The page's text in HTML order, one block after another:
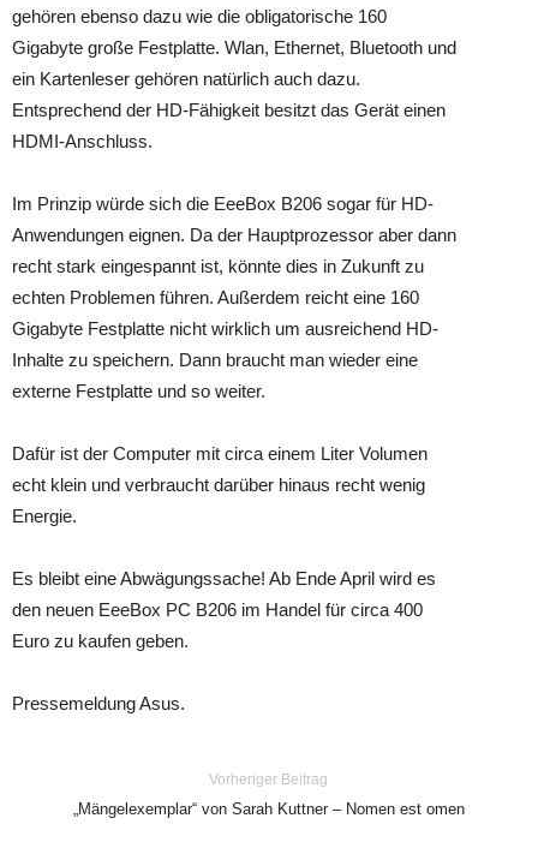
gehören ebenso dazu wie die obligatorische 160
Gigabyte große Festplatte. Wlan, Ethernet, Bluetooth und
ein Kartenleser gehören natürlich auch dazu.
Entsprechend der HD-Fähigkeit besitzt das Gerät einen
HDMI-Anschluss.
Im Prinzip würde sich die EeeBox B206 sogar für HD-
Anwendungen eignen. Da der Hauptprozessor aber dann
recht stark eingespannt ist, könnte dies in Zukunft zu
echten Problemen führen. Außerdem reicht eine 160
Gigabyte Festplatte nicht wirklich um ausreichend HD-
Inhalte zu speichern. Dann braucht man wieder eine
externe Festplatte und so weiter.
Dafür ist der Computer mit circa einem Liter Volumen
echt klein und verbraucht darüber hinaus recht wenig
Energie.
Es bleibt eine Abwägungssache! Ab Ende April wird es
den neuen EeeBox PC B206 im Handel für circa 400
Euro zu kaufen geben.
Pressemeldung Asus.
Vorheriger Beitrag
„Mängelexemplar“ von Sarah Kuttner – Nomen est omen